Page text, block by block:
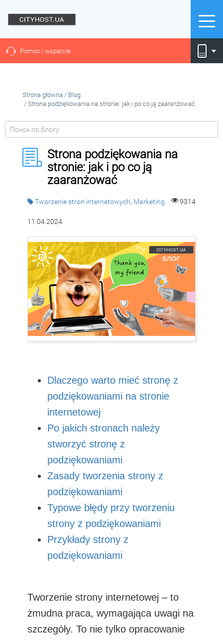
Pomoc i wsparcie
Strona główna / Blog
/ Strona podziękowania na stronie: jak i po co ją zaaranżować
Strona podziękowania na
stronie: jak i po co ją
zaaranżować
Tworzenie stron internetowych, Marketing 9314
11.04.2024
Dlaczego warto mieć stronę z
podziękowaniami na stronie
internetowej
Po jakich stronach należy
stworzyć stronę z
podziękowaniami
Zasady tworzenia strony z
podziękowaniami
Typowe błędy przy tworzeniu
strony z podziękowaniami
Przykłady strony z
podziękowaniami
Tworzenie strony internetowej – to
żmudna praca, wymagająca uwagi na
szczegóły. To nie tylko opracowanie